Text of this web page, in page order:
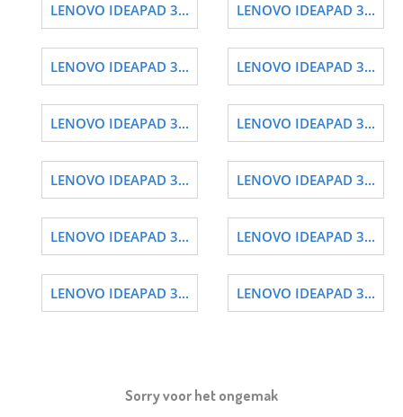
LENOVO IDEAPAD 3... LENOVO IDEAPAD 3...
LENOVO IDEAPAD 3... LENOVO IDEAPAD 3...
LENOVO IDEAPAD 3... LENOVO IDEAPAD 3...
LENOVO IDEAPAD 3... LENOVO IDEAPAD 3...
LENOVO IDEAPAD 3... LENOVO IDEAPAD 3...
LENOVO IDEAPAD 3... LENOVO IDEAPAD 3...
Sorry voor het ongemak